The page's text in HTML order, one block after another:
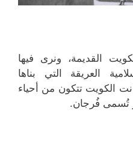
القديمة، ونرى فيها
العريقة التي بناها
الكويت تتكون من أحياء
تُسمى فُرجان.